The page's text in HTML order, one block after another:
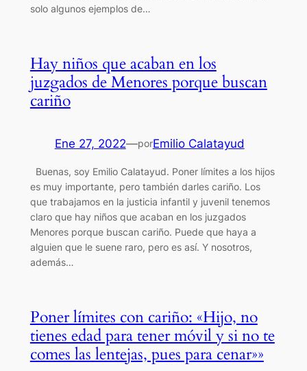
solo algunos ejemplos de…
Hay niños que acaban en los
juzgados de Menores porque buscan
cariño
Ene 27, 2022—porEmilio Calatayud
Buenas, soy Emilio Calatayud. Poner límites a los hijos
es muy importante, pero también darles cariño. Los
que trabajamos en la justicia infantil y juvenil tenemos
claro que hay niños que acaban en los juzgados
Menores porque buscan cariño. Puede que haya a
alguien que le suene raro, pero es así. Y nosotros,
además…
Poner límites con cariño: «Hijo, no
tienes edad para tener móvil y si no te
comes las lentejas, pues para cenar»»